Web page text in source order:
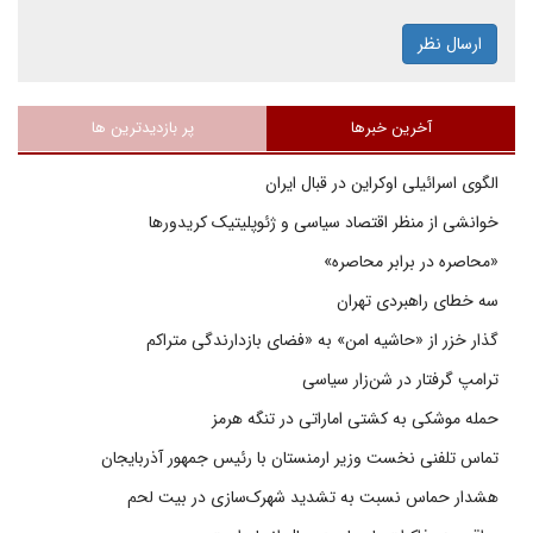
ارسال نظر
آخرین خبرها پر بازدیدترین ها
الگوی اسرائیلی اوکراین در قبال ایران
خوانشی از منظر اقتصاد سیاسی و ژئوپلیتیک کریدورها
«محاصره در برابر محاصره»
سه خطای راهبردی تهران
گذار خزر از «حاشیه امن» به «فضای بازدارندگی متراکم
ترامپ گرفتار در شن‌زار سیاسی
حمله موشکی به کشتی اماراتی در تنگه هرمز
تماس تلفنی نخست وزیر ارمنستان با رئیس جمهور آذربایجان
هشدار حماس نسبت به تشدید شهرک‌سازی در بیت‌ لحم